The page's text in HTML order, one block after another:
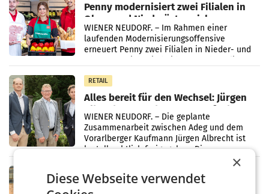
Penny modernisiert zwei Filialen in
Ober- und Niederösterreich
WIENER NEUDORF. – Im Rahmen einer
laufenden Modernisierungsoffensive
erneuert Penny zwei Filialen in Nieder- und
RETAIL
Alles bereit für den Wechsel: Jürgen
Albrecht setzt ab 1.1.2027 auf Adeg
WIENER NEUDORF. – Die geplante
Zusammenarbeit zwischen Adeg und dem
Vorarlberger Kaufmann Jürgen Albrecht ist
kartellrechtlich freigegeben: Die
Bundeskartellanwalt
MOBILITY BUSINESS ×
Diese Webseite verwendet